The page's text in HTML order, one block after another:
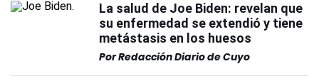
La salud de Joe Biden: revelan que
su enfermedad se extendió y tiene
metástasis en los huesos
PorRedacción Diario de Cuyo